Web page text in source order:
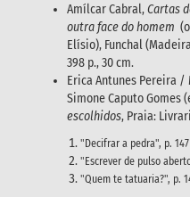
Amílcar Cabral,Cartas
outra face do homem
Elísio), Funchal
398 p., 30 cm.
Erica Antunes Pereira
Simone Caputo Gomes
escolhidos, Praia:
"Decifrar a pedra", p. 147
"Escrever de pulso
"Quem te tatuaria?", p.